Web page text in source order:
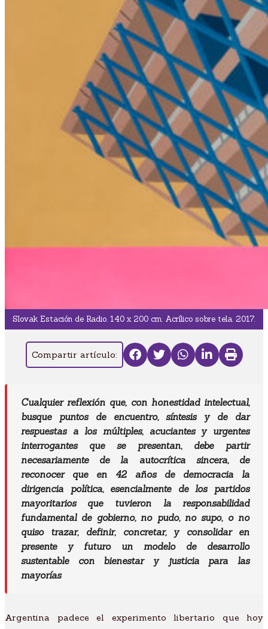
Slovak Estación de Radio. 140 x 200 cm. Acrílico sobre tela. 2017.
Compartir artículo:
Cualquier reflexión que, con honestidad intelectual,
busque puntos de encuentro, síntesis y de dar
respuestas a los múltiples, acuciantes y urgentes
interrogantes que se presentan, debe partir
necesariamente de la autocrítica sincera, de
reconocer que en 42 años de democracia la
dirigencia política, esencialmente de los partidos
mayoritarios que tuvieron la responsabilidad
fundamental de gobierno, no pudo, no supo, o no
quiso trazar, definir, concretar, y consolidar en
presente y futuro un modelo de desarrollo
sustentable con bienestar y justicia para las
mayorías
Argentina padece el experimento libertario que hoy